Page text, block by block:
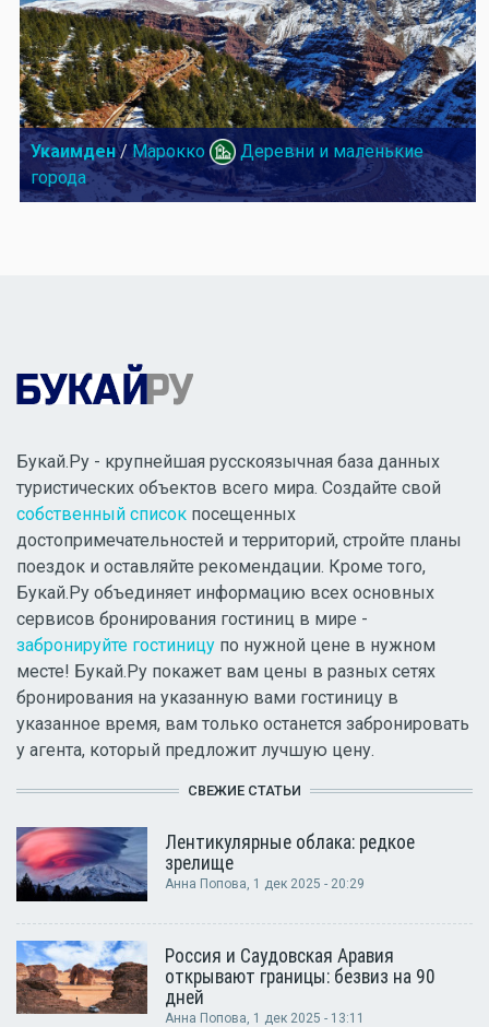
Укаимден/ Марокко
Деревни и маленькие
города
Букай.Ру - крупнейшая русскоязычная база данных
туристических объектов всего мира. Создайте свой
собственный список посещенных
достопримечательностей и территорий, стройте планы
поездок и оставляйте рекомендации. Кроме того,
Букай.Ру объединяет информацию всех основных
сервисов бронирования гостиниц в мире -
забронируйте гостиницу по нужной цене в нужном
месте! Букай.Ру покажет вам цены в разных сетях
бронирования на указанную вами гостиницу в
указанное время, вам только останется забронировать
у агента, который предложит лучшую цену.
СВЕЖИЕ СТАТЬИ
Лентикулярные облака: редкое
зрелище
Анна Попова, 1 дек 2025 - 20:29
Россия и Саудовская Аравия
открывают границы: безвиз на 90
дней
Анна Попова, 1 дек 2025 - 13:11